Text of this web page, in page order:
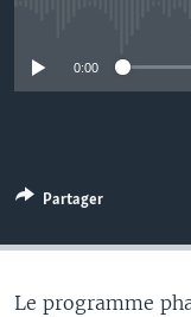
0:00
Partager
Le programme